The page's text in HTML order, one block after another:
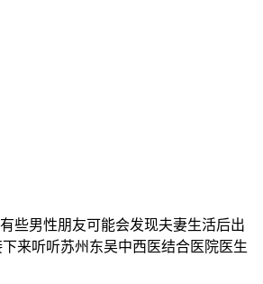
些男性朋友可能会发现夫妻生活后出
来听听苏州东吴中西医结合医院医生